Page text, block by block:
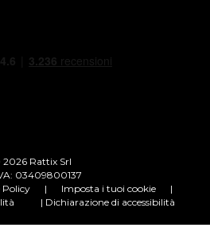
Rattix Srl
03409800137
Policy | Imposta i tuoi cookie
|
| Dichiarazione di accessibilità